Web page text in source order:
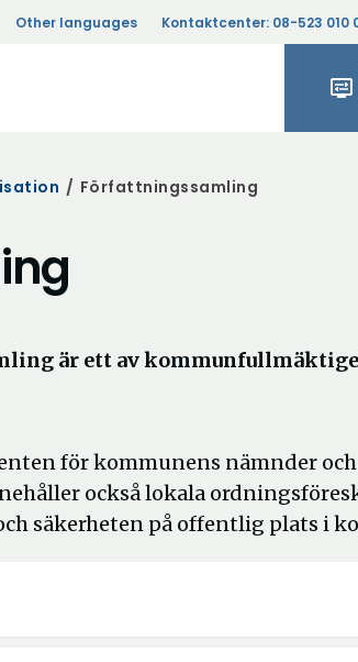
Other languages Kontaktcenter: 08-523 010
display_settings
/ Författningssamling
är ett av
för kommunens nämnder
också lokala
säkerheten på offentlig plats i